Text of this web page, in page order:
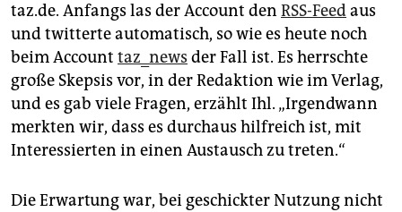
taz.de. Anfangs las der Account den RSS-Feedaus
und twitterte automatisch, so wie es heute noch
beim Account taz_news der Fall ist. Es herrschte
große Skepsis vor, in der Redaktion wie im Verlag,
und es gab viele Fragen, erzählt Ihl. „Irgendwann
merkten wir, dass es durchaus hilfreich ist, mit
Interessierten in einen Austausch zu treten.“
Die Erwartung war, bei geschickter Nutzung nicht